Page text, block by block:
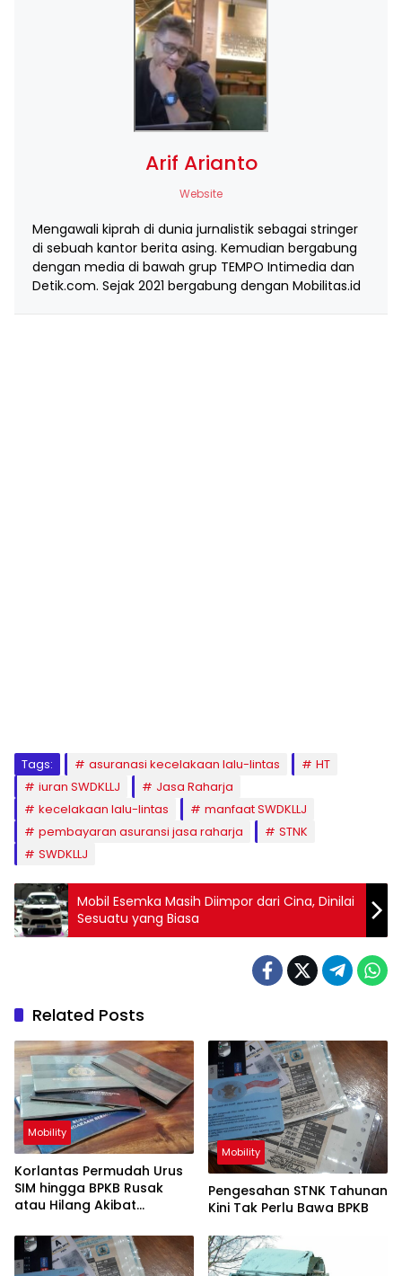
Arif Arianto
Website
Mengawali kiprah di dunia jurnalistik sebagai stringer
di sebuah kantor berita asing. Kemudian bergabung
dengan media di bawah grup TEMPO Intimedia dan
Detik.com. Sejak 2021 bergabung dengan Mobilitas.id
Tags: asuranasi kecelakaan lalu-lintas
HT
iuran SWDKLLJ
Jasa Raharja
kecelakaan lalu-lintas
manfaat SWDKLLJ
pembayaran asuransi jasa raharja
STNK
SWDKLLJ
Mobil Esemka Masih Diimpor dari Cina, Dinilai
Sesuatu yang Biasa
Related Posts
Mobility
Korlantas Permudah Urus
SIM hingga BPKB Rusak
atau Hilang Akibat
Mobility
Pengesahan STNK Tahunan
Kini Tak Perlu Bawa BPKB